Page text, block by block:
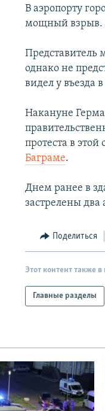
В аэропорту
мощный взрыв.
Представитель
однако не
видел у въезда
Накануне
протеста в этой
Баграме.
Днем ранее в
застрелены
Поделиться
Этот контент также в
Главные разделы